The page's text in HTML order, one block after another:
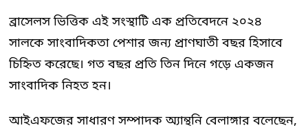
ব্রাসেলস ভিত্তিক এই সংস্থাটি এক প্রতিবেদনে ২০২৪
সালকে সাংবাদিকতা পেশার জন্য প্রাণঘাতী বছর হিসাবে
চিহ্নিত করেছে। গত বছর প্রতি তিন দিনে গড়ে একজন
সাংবাদিক নিহত হন।
আইএফজের সাধারণ সম্পাদক অ্যান্থনি বেলাঙ্গার বলেছেন,